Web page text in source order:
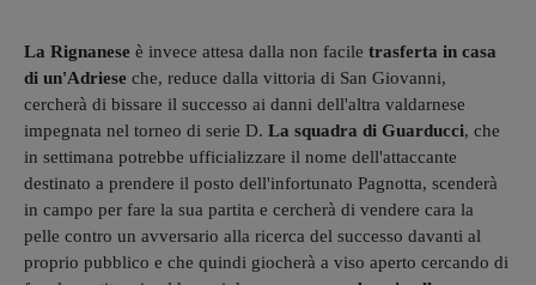
La Rignanese è invece attesa dalla non facile trasferta in casa
di un'Adriese che, reduce dalla vittoria di San Giovanni,
cercherà di bissare il successo ai danni dell'altra valdarnese
impegnata nel torneo di serie D. La squadra di Guarducci, che
in settimana potrebbe ufficializzare il nome dell'attaccante
destinato a prendere il posto dell'infortunato Pagnotta, scenderà
in campo per fare la sua partita e cercherà di vendere cara la
pelle contro un avversario alla ricerca del successo davanti al
proprio pubblico e che quindi giocherà a viso aperto cercando di